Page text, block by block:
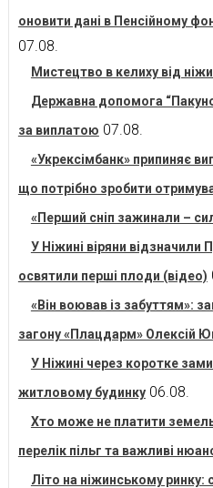
оновити дані в Пенсійному
07.08.
Мистецтво в келиху від
Державна допомога
за виплатою 07.08.
«Укрексімбанк» припиняє
що потрібно зробити
«Перший сніп зажинали –
У Ніжині віряни
освятили перші плоди (відео)
«Він воював із забуттям»:
загону «Плацдарм» Олексій
У Ніжині через коротке
житловому будинку 06.08.
Хто може не платити
перелік пільг та важливі
Літо на ніжинському ринку: